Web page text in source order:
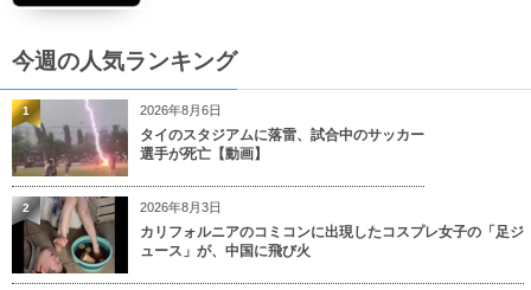
今週の人気ランキング
2026年8月6日
タイのスタジアムに落雷、試合中のサッカー
選手が死亡【動画】
1
2026年8月3日
カリフォルニアのコミコンに出現したコスプレ女子の「足ジ
ュース」が、中国に飛び火
2